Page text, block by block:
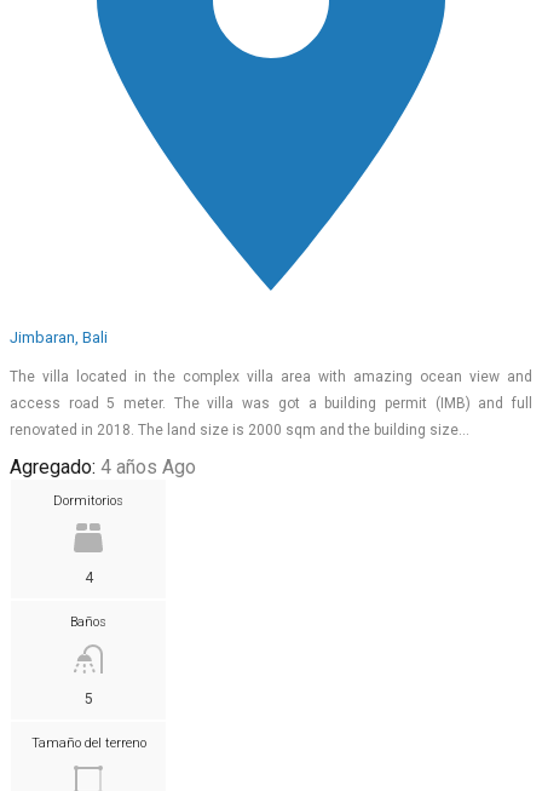
Jimbaran, Bali
The villa located in the complex villa area with amazing ocean view and
access road 5 meter. The villa was got a building permit (IMB) and full
renovated in 2018. The land size is 2000 sqm and the building size…
Agregado: 4 años Ago
Dormitorios
4
Baños
5
Tamaño del terreno